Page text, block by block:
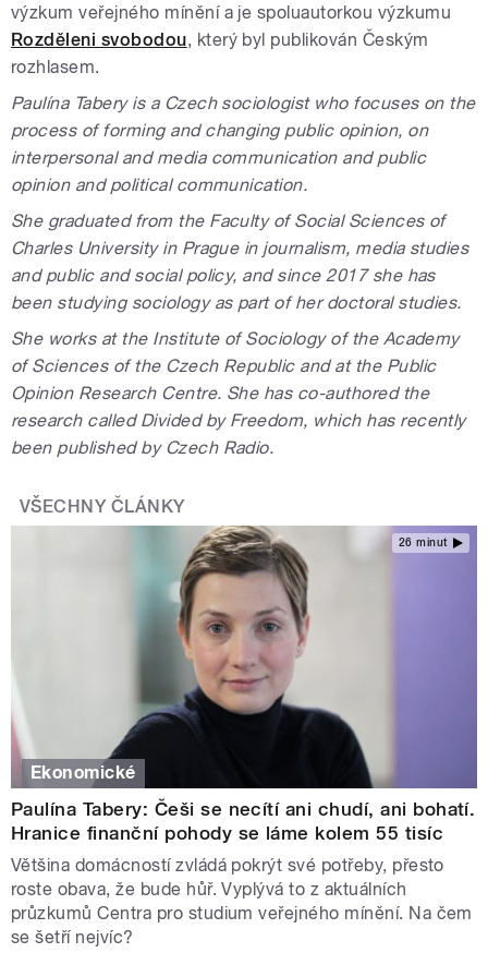
výzkum veřejného mínění a je spoluautorkou výzkumu
Rozděleni svobodou, který byl publikován Českým
rozhlasem.
Paulína Tabery is a Czech sociologist who focuses on the
process of forming and changing public opinion, on
interpersonal and media communication and public
opinion and political communication.
She graduated from the Faculty of Social Sciences of
Charles University in Prague in journalism, media studies
and public and social policy, and since 2017 she has
been studying sociology as part of her doctoral studies.
She works at the Institute of Sociology of the Academy
of Sciences of the Czech Republic and at the Public
Opinion Research Centre. She has co-authored the
research called Divided by Freedom, which has recently
been published by Czech Radio.
VŠECHNY ČLÁNKY
26 minut
Ekonomické
Paulína Tabery: Češi se necítí ani chudí, ani bohatí.
Hranice finanční pohody se láme kolem 55 tisíc
Většina domácností zvládá pokrýt své potřeby, přesto
roste obava, že bude hůř. Vyplývá to z aktuálních
průzkumů Centra pro studium veřejného mínění. Na čem
se šetří nejvíc?